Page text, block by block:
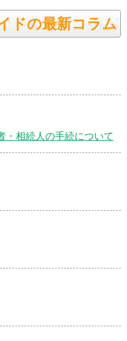
ドの最新コラム
相続人の手続について